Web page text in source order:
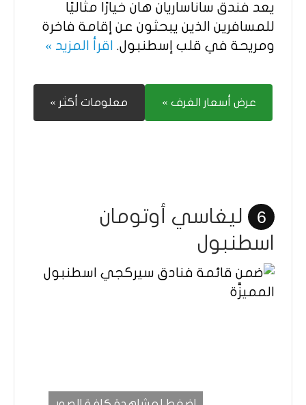
يعد فندق ساناساريان هان خيارًا مثاليًا
للمسافرين الذين يبحثون عن إقامة فاخرة
ومريحة في قلب إسطنبول. اقرأ المزيد »
عرض أسعار الغرف » معلومات أكثر »
6
ليغاسي أوتومان
اسطنبول